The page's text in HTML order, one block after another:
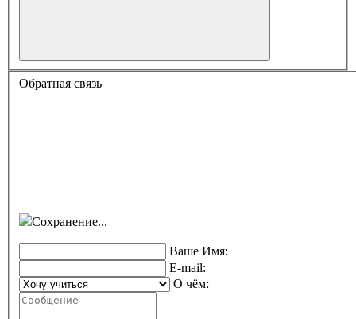
Обратная связь
Сохранение...
Ваше Имя:
E-mail:
О чём: